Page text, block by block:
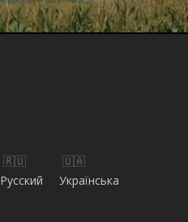
Русский
Українська